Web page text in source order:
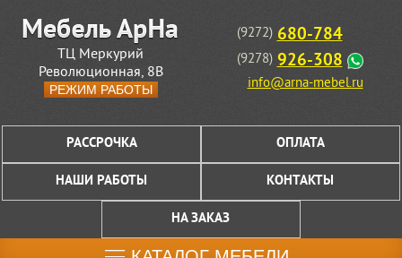
ТЦ Меркурий
Революционная, 8В
РЕЖИМ РАБОТЫ
(9272) 680-784
(9278) 926-308
info@arna-mebel.ru
РАССРОЧКА ОПЛАТА
НАШИ РАБОТЫ КОНТАКТЫ
НА ЗАКАЗ